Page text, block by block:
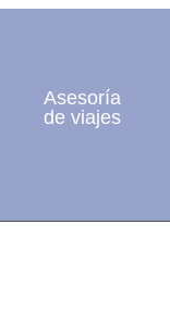
Asesoría
de viajes